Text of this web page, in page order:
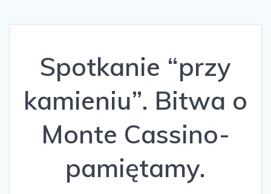
Spotkanie “przy
kamieniu”. Bitwa o
Monte Cassino-
pamiętamy.